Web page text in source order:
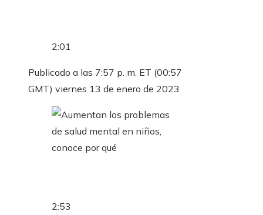
2:01
Publicado a las 7:57 p. m. ET (00:57
GMT) viernes 13 de enero de 2023
2:53